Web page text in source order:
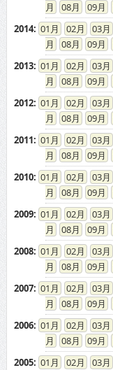
08
09
2014: 01 02 03
08
09
2013: 01 02 03
08
09
2012: 01 02 03
08
09
2011: 01 02 03
08
09
2010: 01 02 03
08
09
2009: 01 02 03
08
09
2008: 01 02 03
08
09
2007: 01 02 03
08
09
2006: 01 02 03
08
09
2005: 01 02 03